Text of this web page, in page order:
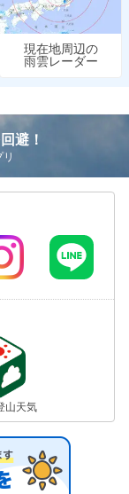
現在地周辺の
雨雲レーダー
避！
山天気